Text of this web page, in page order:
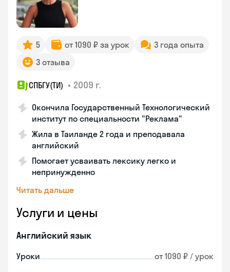
5 от 1090 ₽ за урок
3 года опыта
3 отзыва
СПБГУ(ТИ) • 2009 г.
Окончила Государственный Технологический
институт по специальности "Реклама"
Жила в Таиланде 2 года и преподавала
английский
Помогает усваивать лексику легко и
непринужденно
Читать дальше
Услуги и цены
Английский язык
Уроки от 1090 ₽ / урок